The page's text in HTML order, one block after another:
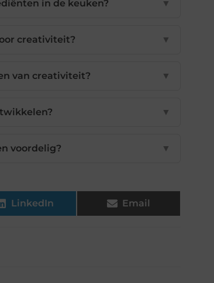
in de keuken? ▼
creativiteit? ▼
van creativiteit? ▼
▼
voordelig? ▼
LinkedIn Email